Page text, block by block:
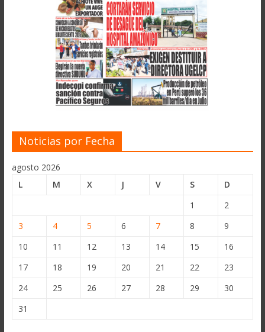
Noticias por Fecha
agosto 2026
L
M X J V S
D
1
2
3
4 5 6 7 8
9
10
11 12 13 14 15
16
17
18 19 20 21 22
23
24
25 26 27 28 29
30
31